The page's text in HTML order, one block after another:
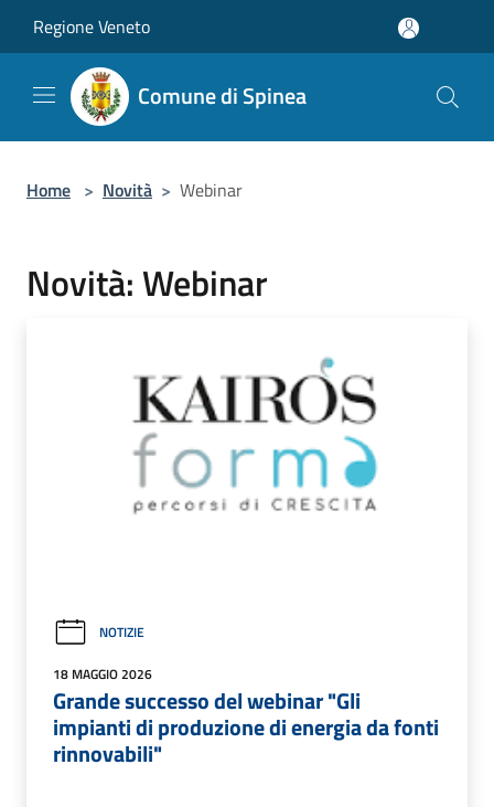
Regione Veneto
Comune di Spinea
Home > Novità > Webinar
Novità: Webinar
NOTIZIE
18 MAGGIO 2026
Grande successo del webinar "Gli
impianti di produzione di energia da fonti
rinnovabili"